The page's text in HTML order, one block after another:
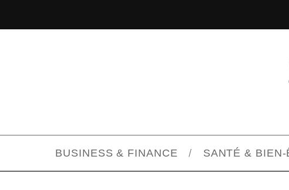
BUSINESS & FINANCE SANTÉ & BIEN-